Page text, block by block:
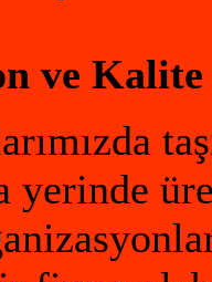
ve Kalite
yerinde